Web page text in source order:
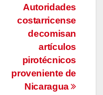
Autoridades
costarricense
decomisan
artículos
pirotécnicos
proveniente de
Nicaragua